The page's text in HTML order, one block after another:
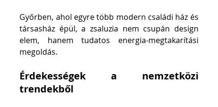
Győrben, ahol egyre több modern családi ház és
társasház épül, a zsaluzia nem csupán design
elem, hanem tudatos energia-megtakarítási
megoldás.
Érdekességek a nemzetközi
trendekből